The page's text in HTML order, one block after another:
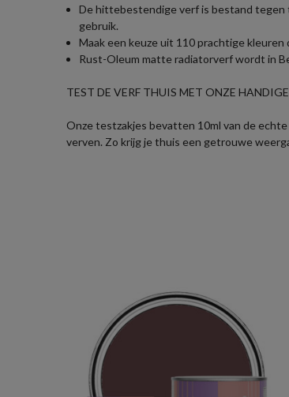
De hittebestendige verf is bestand tegen
gebruik.
Maak een keuze uit 110 prachtige kleuren
Rust-Oleum matte radiatorverf wordt in
TEST DE VERF THUIS MET ONZE
Onze testzakjes bevatten 10ml van de
verven. Zo krijg je thuis een getrouwe